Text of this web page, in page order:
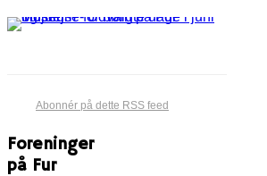
Abonnér på dette RSS feed
Foreninger
på Fur